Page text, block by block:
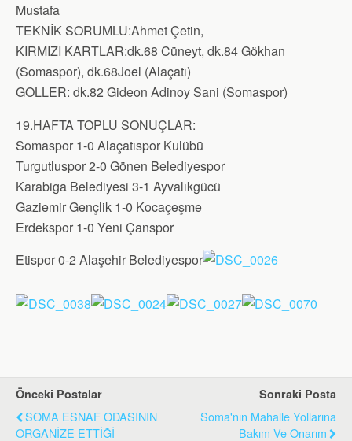
Mustafa
TEKNİK SORUMLU:Ahmet Çetin,
KIRMIZI KARTLAR:dk.68 Cüneyt, dk.84 Gökhan
(Somaspor), dk.68Joel (Alaçatı)
GOLLER: dk.82 Gideon Adinoy Sani (Somaspor)
19.HAFTA TOPLU SONUÇLAR:
Somaspor 1-0 Alaçatıspor Kulübü
Turgutluspor 2-0 Gönen Belediyespor
Karabiga Belediyesi 3-1 Ayvalıkgücü
Gaziemir Gençlik 1-0 Kocaçeşme
Erdekspor 1-0 Yeni Çanspor
Etispor 0-2 Alaşehir Belediyespor
Önceki Postalar
SOMA ESNAF ODASININ
ORGANİZE ETTİĞİ
Sonraki Posta
Soma'nın Mahalle Yollarına
Bakım Ve Onarım